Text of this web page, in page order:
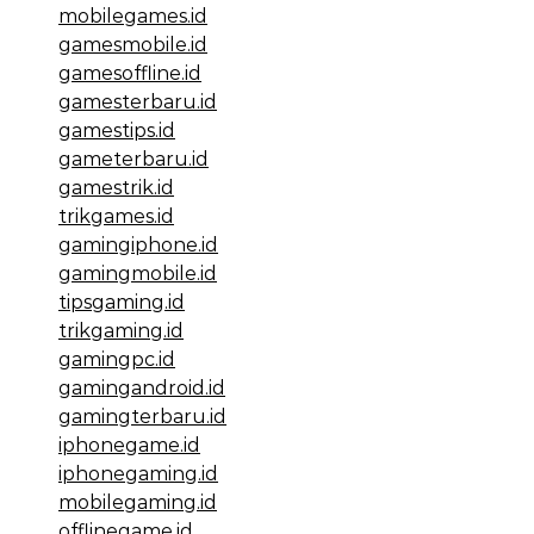
mobilegames.id
gamesmobile.id
gamesoffline.id
gamesterbaru.id
gamestips.id
gameterbaru.id
gamestrik.id
trikgames.id
gamingiphone.id
gamingmobile.id
tipsgaming.id
trikgaming.id
gamingpc.id
gamingandroid.id
gamingterbaru.id
iphonegame.id
iphonegaming.id
mobilegaming.id